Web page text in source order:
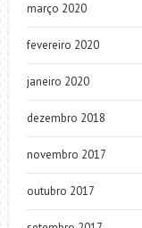
março 2020
fevereiro 2020
janeiro 2020
dezembro 2018
novembro 2017
outubro 2017